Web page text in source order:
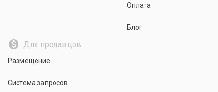
Оплата
Блог
Для продавцов
Размещение
Система запросов